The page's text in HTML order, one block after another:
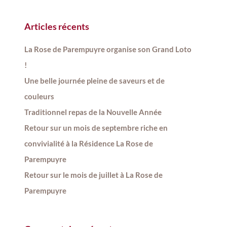
Articles récents
La Rose de Parempuyre organise son Grand Loto
!
Une belle journée pleine de saveurs et de
couleurs
Traditionnel repas de la Nouvelle Année
Retour sur un mois de septembre riche en
convivialité à la Résidence La Rose de
Parempuyre
Retour sur le mois de juillet à La Rose de
Parempuyre